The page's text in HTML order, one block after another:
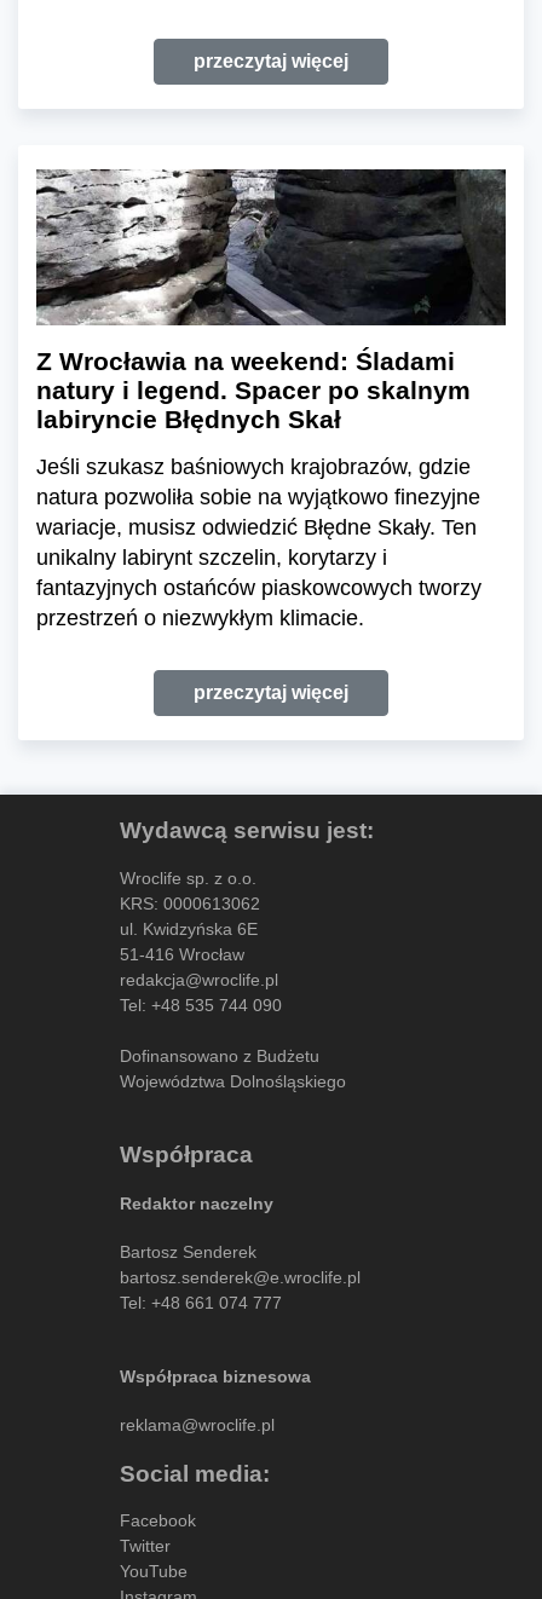
przeczytaj więcej
Z Wrocławia na weekend: Śladami
natury i legend. Spacer po skalnym
labiryncie Błędnych Skał
Jeśli szukasz baśniowych krajobrazów, gdzie
natura pozwoliła sobie na wyjątkowo finezyjne
wariacje, musisz odwiedzić Błędne Skały. Ten
unikalny labirynt szczelin, korytarzy i
fantazyjnych ostańców piaskowcowych tworzy
przestrzeń o niezwykłym klimacie.
przeczytaj więcej
Wydawcą serwisu jest:
Wroclife sp. z o.o.
KRS: 0000613062
ul. Kwidzyńska 6E
51-416 Wrocław
redakcja@wroclife.pl
Tel: +48 535 744 090
Dofinansowano z Budżetu
Województwa Dolnośląskiego
Współpraca
Redaktor naczelny
Bartosz Senderek
bartosz.senderek@e.wroclife.pl
Tel: +48 661 074 777
Współpraca biznesowa
reklama@wroclife.pl
Social media:
Facebook
Twitter
YouTube